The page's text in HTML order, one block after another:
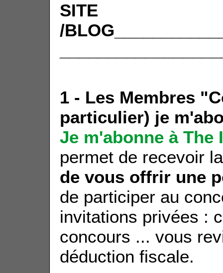
SITE
/
1 - Les Membres
particulier) je
Je m'abonne à
permet de recevoir
de vous offrir une
de participer au
invitations privées :
concours ... vous
déduction fiscale.